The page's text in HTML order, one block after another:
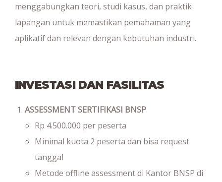
menggabungkan teori, studi kasus, dan praktik
lapangan untuk memastikan pemahaman yang
aplikatif dan relevan dengan kebutuhan industri.
INVESTASI DAN FASILITAS
ASSESSMENT SERTIFIKASI BNSP
Rp 4.500.000 per peserta
Minimal kuota 2 peserta dan bisa request
tanggal
Metode offline assessment di Kantor BNSP di